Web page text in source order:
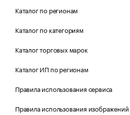
Каталог по регионам
Каталог по категориям
Каталог торговых марок
Каталог ИП по регионам
Правила использования сервиса
Правила использования изображений